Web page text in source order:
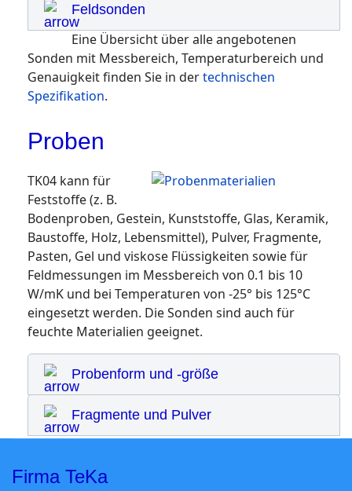
Feldsonden
Eine Übersicht über alle angebotenen
Sonden mit Messbereich, Temperaturbereich und
Genauigkeit finden Sie in dertechnischen
Spezifikation.
Proben
TK04 kann für
Feststoffe (z. B.
Bodenproben, Gestein, Kunststoffe, Glas, Keramik,
Baustoffe, Holz, Lebensmittel), Pulver, Fragmente,
Pasten, Gel und viskose Flüssigkeiten sowie für
Feldmessungen im Messbereich von 0.1 bis 10
W/mK und bei Temperaturen von -25° bis 125°C
eingesetzt werden. Die Sonden sind auch für
feuchte Materialien geeignet.
Probenform und -größe
Fragmente und Pulver
Firma TeKa